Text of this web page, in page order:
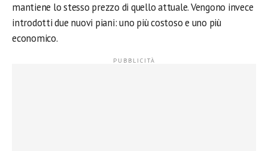
mantiene lo stesso prezzo di quello attuale. Vengono invece
introdotti due nuovi piani: uno più costoso e uno più
economico.